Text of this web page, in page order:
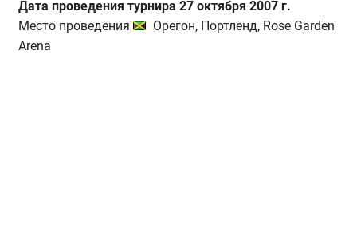
Дата проведения турнира 27 октября 2007 г.
Место проведения
Орегон, Портленд, Rose Garden
Arena